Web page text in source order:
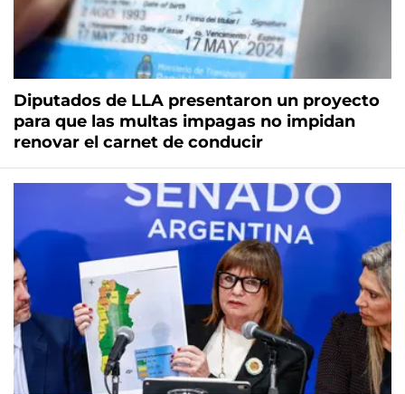
Diputados de LLA presentaron un proyecto
para que las multas impagas no impidan
renovar el carnet de conducir